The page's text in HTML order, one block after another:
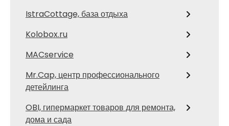
IstraCottage, база отдыха
Kolobox.ru
MACservice
Mr.Cap, центр профессионального
детейлинга
OBI, гипермаркет товаров для ремонта,
дома и сада